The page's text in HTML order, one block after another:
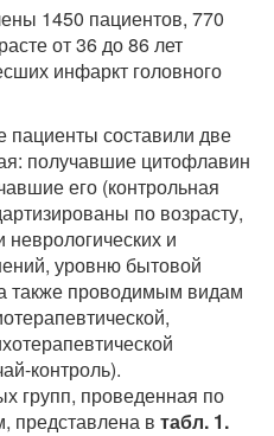
1450 пациентов, 770
от 36 до 86 лет
инфаркт головного
составили две
получавшие цитофлавин
его (контрольная
по возрасту,
и
уровню бытовой
также проводимым видам
контроль).
групп, проведенная по
представлена в табл. 1.